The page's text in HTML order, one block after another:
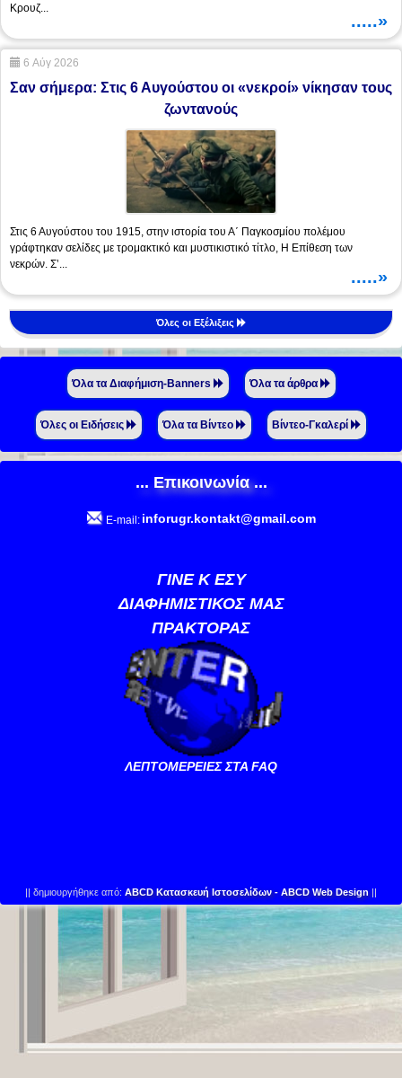
Κρουζ...
.....»
6 Αύγ 2026
Σαν σήμερα: Στις 6 Αυγούστου οι «νεκροί» νίκησαν τους
ζωντανούς
Στις 6 Αυγούστου του 1915, στην ιστορία του Α΄ Παγκοσμίου πολέμου
γράφτηκαν σελίδες με τρομακτικό και μυστικιστικό τίτλο, Η Επίθεση των
νεκρών. Σ’...
.....»
Όλες οι Εξέλιξεις
Όλα τα Διαφήμιση-Banners Όλα τα άρθρα
Όλες οι Ειδήσεις Όλα τα Βίντεο Βίντεο-Γκαλερί
... Επικοινωνία ...
E-mail: inforugr.kontakt@gmail.com
ΓΙΝΕ Κ ΕΣΥ
ΔΙΑΦΗΜΙΣΤΙΚΟΣ ΜΑΣ
ΠΡΑΚΤΟΡΑΣ
ΛΕΠΤΟΜΕΡΕΙΕΣ ΣΤΑ FAQ
|| δημιουργήθηκε από: ABCD Κατασκευή Ιστοσελίδων - ABCD Web Design||